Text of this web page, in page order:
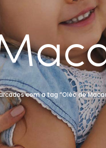
com a tag “Oléo de